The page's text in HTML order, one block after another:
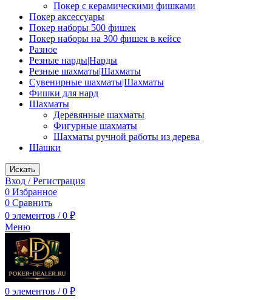
Покер с керамическими фишками
Покер аксессуары
Покер наборы 500 фишек
Покер наборы на 300 фишек в кейсе
Разное
Резные нарды|Нарды
Резные шахматы|Шахматы
Сувенирные шахматы|Шахматы
Фишки для нард
Шахматы
Деревянные шахматы
Фигурные шахматы
Шахматы ручной работы из дерева
Шашки
Искать
Вход / Регистрация
0 Избранное
0 Сравнить
0 элементов / 0 ₽
Меню
0 элементов / 0 ₽